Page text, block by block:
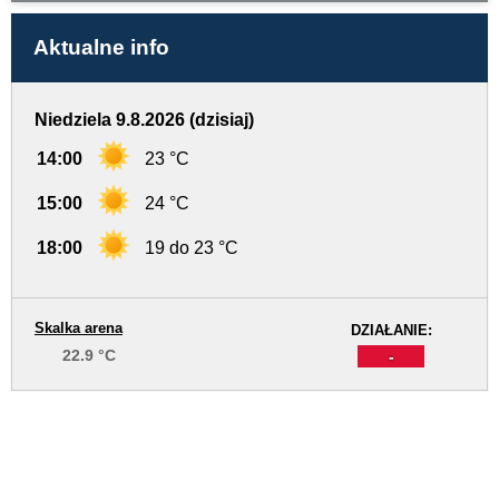
Aktualne info
Niedziela 9.8.2026 (dzisiaj)
14:00 23 °C
15:00 24 °C
18:00 19 do 23 °C
DZIAŁANIE:
-
Skalka arena
22.9 °C